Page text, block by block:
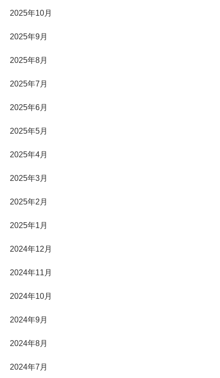
2025年10月
2025年9月
2025年8月
2025年7月
2025年6月
2025年5月
2025年4月
2025年3月
2025年2月
2025年1月
2024年12月
2024年11月
2024年10月
2024年9月
2024年8月
2024年7月